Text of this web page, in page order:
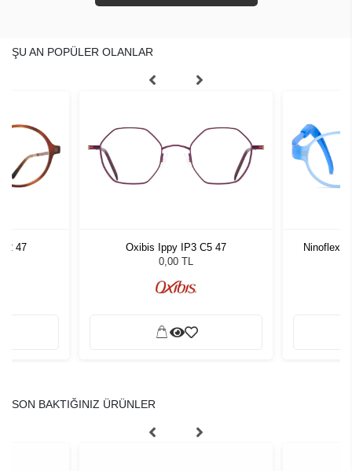
ŞU AN POPÜLER OLANLAR
47
Oxibis Ippy IP3 C5 47
0,00 TL
Ninoflex
SON BAKTIĞINIZ ÜRÜNLER